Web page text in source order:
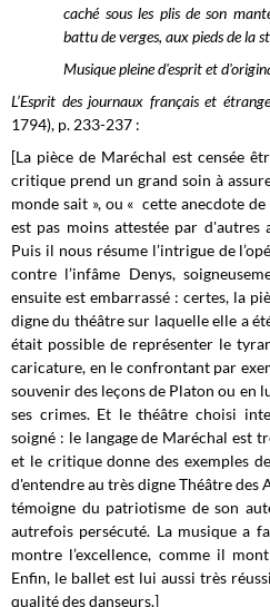
caché sous les plis de son
battu de verges, aux pieds de la
Musique pleine d'esprit et
L’Esprit des journaux français et
1794), p. 233-237 :
[La pièce de Maréchal est censée
critique prend un grand soin à
monde sait », ou « cette anecdote
est pas moins attestée par d'autres
Puis il nous résume l’intrigue de
contre l’infâme Denys,
ensuite est embarrassé : certes, la
digne du théâtre sur laquelle elle a
était possible de représenter le
caricature, en le confrontant par
souvenir des leçons de Platon ou en
ses crimes. Et le théâtre choisi
soigné : le langage de Maréchal est
et le critique donne des exemples
d'entendre au très digne Théâtre des
témoigne du patriotisme de son
autrefois persécuté. La musique a
montre l’excellence, comme il
Enfin, le ballet est lui aussi très
qualité des danseurs.]